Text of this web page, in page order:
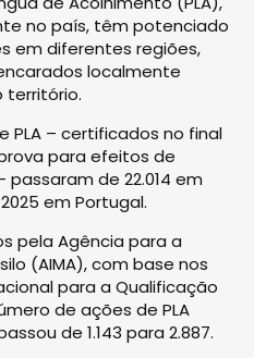
no país, têm potenciado
em diferentes regiões,
localmente
território.
PLA – certificados no final
para efeitos de
de 22.014 em
em Portugal.
pela Agência para a
(AIMA), com base nos
para a Qualificação
de ações de PLA
de 1.143 para 2.887.